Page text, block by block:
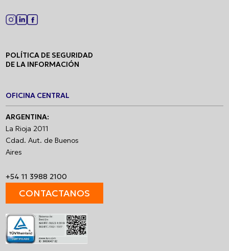
POLÍTICA DE SEGURIDAD
DE LA INFORMACIÓN
OFICINA CENTRAL
ARGENTINA:
La Rioja 2011
Cdad. Aut. de Buenos
Aires
+54 11 3988 2100
CONTACTANOS